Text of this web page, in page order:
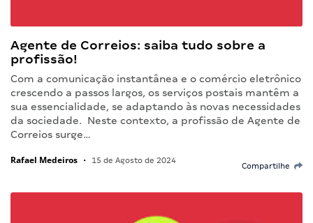
Agente de Correios: saiba tudo sobre a
profissão!
Com a comunicação instantânea e o comércio eletrônico
crescendo a passos largos, os serviços postais mantêm a
sua essencialidade, se adaptando às novas necessidades
da sociedade. Neste contexto, a profissão de Agente de
Correios surge…
Rafael Medeiros • 15 de Agosto de 2024
Compartilhe